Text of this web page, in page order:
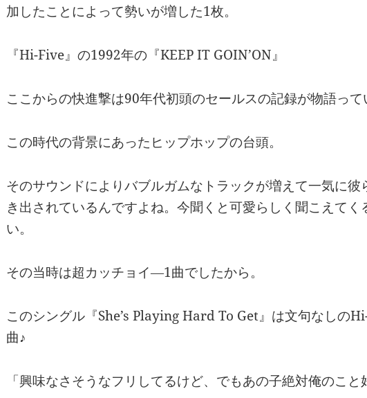
加したことによって勢いが増した1枚。
『Hi-Five』の1992年の『KEEP IT GOIN’ON』
ここからの快進撃は90年代初頭のセールスの記録が物語って
この時代の背景にあったヒップホップの台頭。
そのサウンドによりバブルガムなトラックが増えて一気に彼
き出されているんですよね。今聞くと可愛らしく聞こえてく
い。
その当時は超カッチョイ―1曲でしたから。
このシングル『She’s Playing Hard To Get』は文句なしの
曲♪
「興味なさそうなフリしてるけど、でもあの子絶対俺のこと